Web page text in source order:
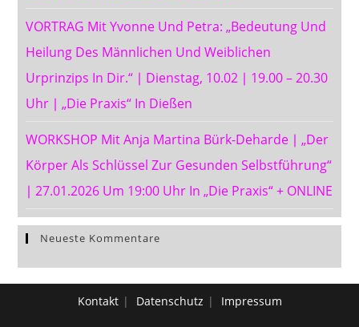
VORTRAG Mit Yvonne Und Petra: „Bedeutung Und
Heilung Des Männlichen Und Weiblichen
Urprinzips In Dir.“ ∣ Dienstag, 10.02 ∣ 19.00 – 20.30
Uhr ∣ „Die Praxis“ In Dießen
WORKSHOP Mit Anja Martina Bürk-Deharde ∣ „Der
Körper Als Schlüssel Zur Gesunden Selbstführung“
∣ 27.01.2026 Um 19:00 Uhr In „Die Praxis“ + ONLINE
Neueste Kommentare
Kontakt Datenschutz Impressum